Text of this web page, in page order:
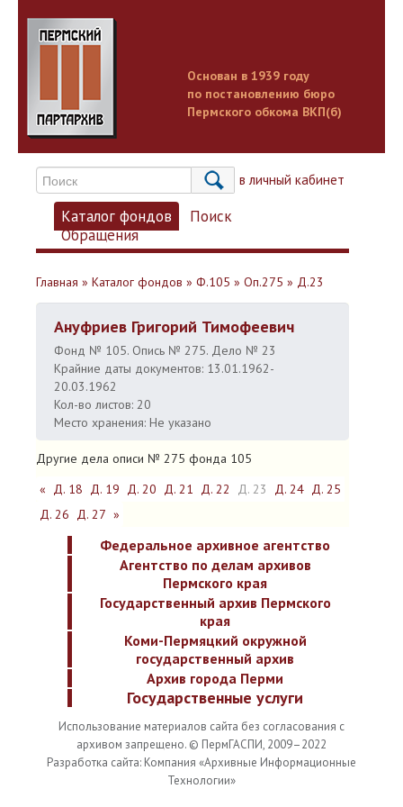
Основан в 1939 году
по постановлению бюро
Пермского обкома ВКП(б)
Вход в личный кабинет
Каталог фондов
Поиск
Обращения
Главная » Каталог фондов » Ф.105 » Оп.275 » Д.23
Ануфриев Григорий Тимофеевич
Фонд № 105. Опись № 275. Дело № 23
Крайние даты документов: 13.01.1962-
20.03.1962
Кол-во листов: 20
Место хранения: Не указано
Другие дела описи № 275 фонда 105
« Д. 18 Д. 19 Д. 20 Д. 21 Д. 22 Д. 23 Д. 24 Д. 25
Д. 26 Д. 27 »
Федеральное архивное агентство
Агентство по делам архивов
Пермского края
Государственный архив Пермского
края
Коми-Пермяцкий окружной
государственный архив
Архив города Перми
Государственные услуги
Использование материалов сайта без согласования с
архивом запрещено. © ПермГАСПИ, 2009–2022
Разработка сайта: Компания «Архивные Информационные
Технологии»